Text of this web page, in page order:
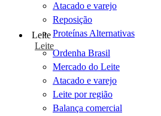
Atacado e varejo
Reposição
Proteínas Alternativas
Leite
Leite
Ordenha Brasil
Mercado do Leite
Atacado e varejo
Leite por região
Balança comercial